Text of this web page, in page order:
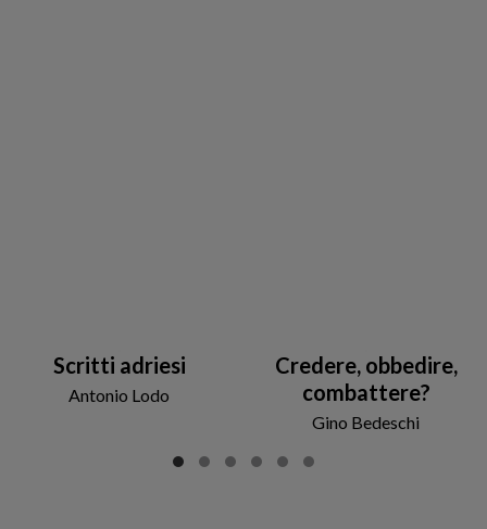
Scritti adriesi
Antonio Lodo
Credere, obbedire,
combattere?
Gino Bedeschi